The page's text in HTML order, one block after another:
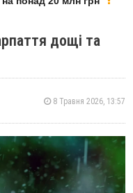
дощі та
8 Травня 2026, 13:57